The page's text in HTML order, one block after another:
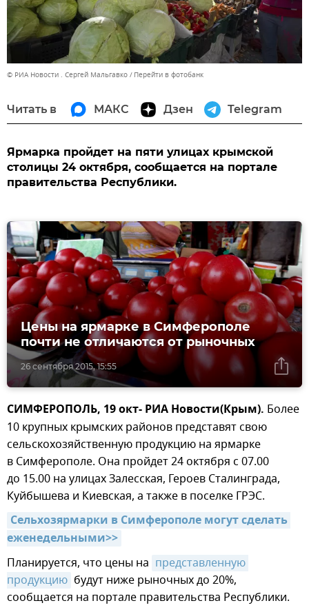
© РИА Новости . Сергей Мальгавко Перейти в фотобанк
Читать в МАКС Дзен Telegram
Ярмарка пройдет на пяти улицах крымской
столицы 24 октября, сообщается на портале
правительства Республики.
26 сентября 2015, 15:55
Цены на ярмарке в Симферополе
почти не отличаются от рыночных
СИМФЕРОПОЛЬ, 19 окт- РИА Новости(Крым). Более
10 крупных крымских районов представят свою
сельскохозяйственную продукцию на ярмарке
в Симферополе. Она пройдет 24 октября с 07.00
до 15.00 на улицах Залесская, Героев Сталинграда,
Куйбышева и Киевская, а также в поселке ГРЭС.
Сельхозярмарки в Симферополе могут сделать
еженедельными>>
Планируется, что цены на представленную
продукцию будут ниже рыночных до 20%,
сообщается на портале правительства Республики.